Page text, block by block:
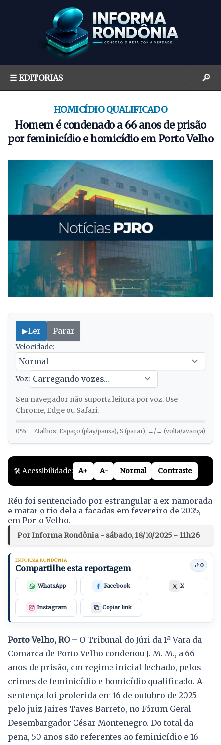
☰ EDITORIAS 🔎
HOMICÍDIO QUALIFICADO
Homem é condenado a 66 anos de prisão
por feminicídio e homicídio em Porto Velho
▶Ler Parar
Velocidade:
Voz:
Seu navegador não suporta leitura por voz. Use
Chrome, Edge ou Safari.
0% Atalhos: Espaço (play/pausa), S (parar), ←/→ (volta/avança)
🛠️ Acessibilidade: A+ A- Normal Contraste
Réu foi sentenciado por estrangular a ex-namorada
e matar o tio dela a facadas em fevereiro de 2025,
em Porto Velho.
Por Informa Rondônia - sábado, 18/10/2025 - 11h26
INFORMA RONDÔNIA
Compartilhe esta reportagem 0
WhatsApp Facebook X
Instagram Copiar link
Porto Velho, RO – O Tribunal do Júri da 1ª Vara da
Comarca de Porto Velho condenou J. M. M., a 66
anos de prisão, em regime inicial fechado, pelos
crimes de feminicídio e homicídio qualificado. A
sentença foi proferida em 16 de outubro de 2025
pelo juiz Jaires Taves Barreto, no Fórum Geral
Desembargador César Montenegro. Do total da
pena, 50 anos são referentes ao feminicídio e 16